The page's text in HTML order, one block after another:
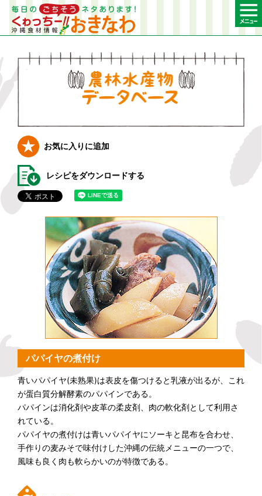
農林水産物デー
お気に入りに追加
レシピをダウンロードする
パパイヤの煮付け
青いパパイヤ(未熟果)は表皮を傷つけると乳液が出るが、これ
が蛋白質分解酵素のパパインである。
パパインは消化剤や皮革の柔皮剤、肉の軟化剤として利用さ
れている。
パパイヤの煮付けは青いパパイヤにソーキと昆布を合わせ、
手作りの麦みそで味付けした沖縄の伝統メニューの一つで、
風味も良く肉も軟らかいのが特徴である。